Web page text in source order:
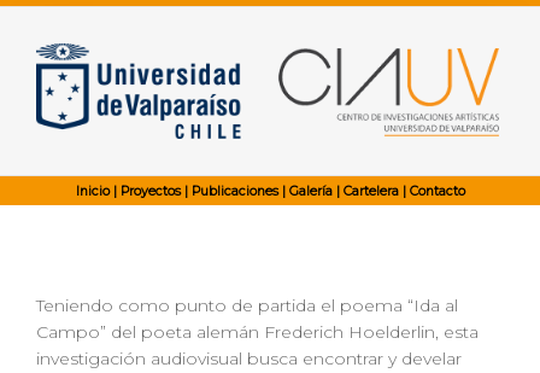
Inicio| Proyectos| Publicaciones| Galería| Cartelera| Contacto
Teniendo como punto de partida el poema “Ida al
Campo” del poeta alemán Frederich Hoelderlin, esta
investigación audiovisual busca encontrar y develar